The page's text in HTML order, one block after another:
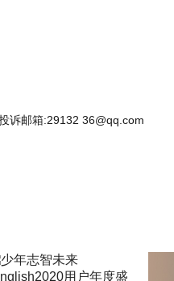
诉邮箱:29132 36@qq.com